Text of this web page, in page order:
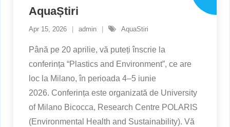
AquaȘtiri
Apr 15, 2026 admin AquaStiri
Până pe 20 aprilie, vă puteți înscrie la
conferința “Plastics and Environment”, ce are
loc la Milano, în perioada 4–5 iunie
2026. Conferința este organizată de University
of Milano Bicocca, Research Centre POLARIS
(Environmental Health and Sustainability). Vă